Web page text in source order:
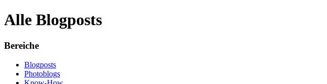
Alle Blogposts
Bereiche
Blogposts
Photoblogs